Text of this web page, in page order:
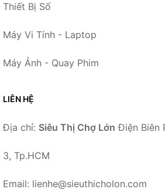
Thiết Bị Số
Máy Vi Tính - Laptop
Máy Ảnh - Quay Phim
LIÊN HỆ
Địa chỉ: Siêu Thị Chợ Lớn Điện Biên
3, Tp.HCM
Email: lienhe@sieuthicholon.com